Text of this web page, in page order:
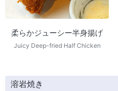
柔らかジューシー半身揚げ
Juicy Deep-fried Half Chicken
溶岩焼き